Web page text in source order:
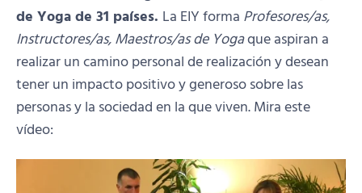
de Yoga de 31 países. La EIY forma Profesores/as,
Instructores/as, Maestros/as de Yogaque aspiran a
realizar un camino personal de realización y desean
tener un impacto positivo y generoso sobre las
personas y la sociedad en la que viven. Mira este
vídeo: